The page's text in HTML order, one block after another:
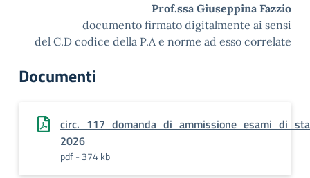
Prof.ssa Giuseppina Fazzio
documento firmato digitalmente ai sensi
del C.D codice della P.A e norme ad esso correlate
Documenti
2026
pdf - 374 kb